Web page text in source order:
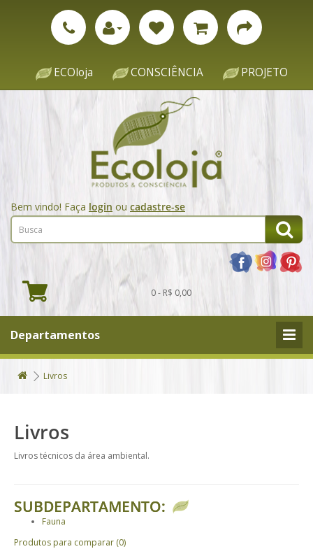
ECOloja CONSCIÊNCIA PROJETO
Bem vindo! Faça login ou cadastre-se
0 - R$ 0,00
Departamentos
Livros
Livros
Livros técnicos da área ambiental.
SUBDEPARTAMENTO:
Fauna
Produtos para comparar (0)